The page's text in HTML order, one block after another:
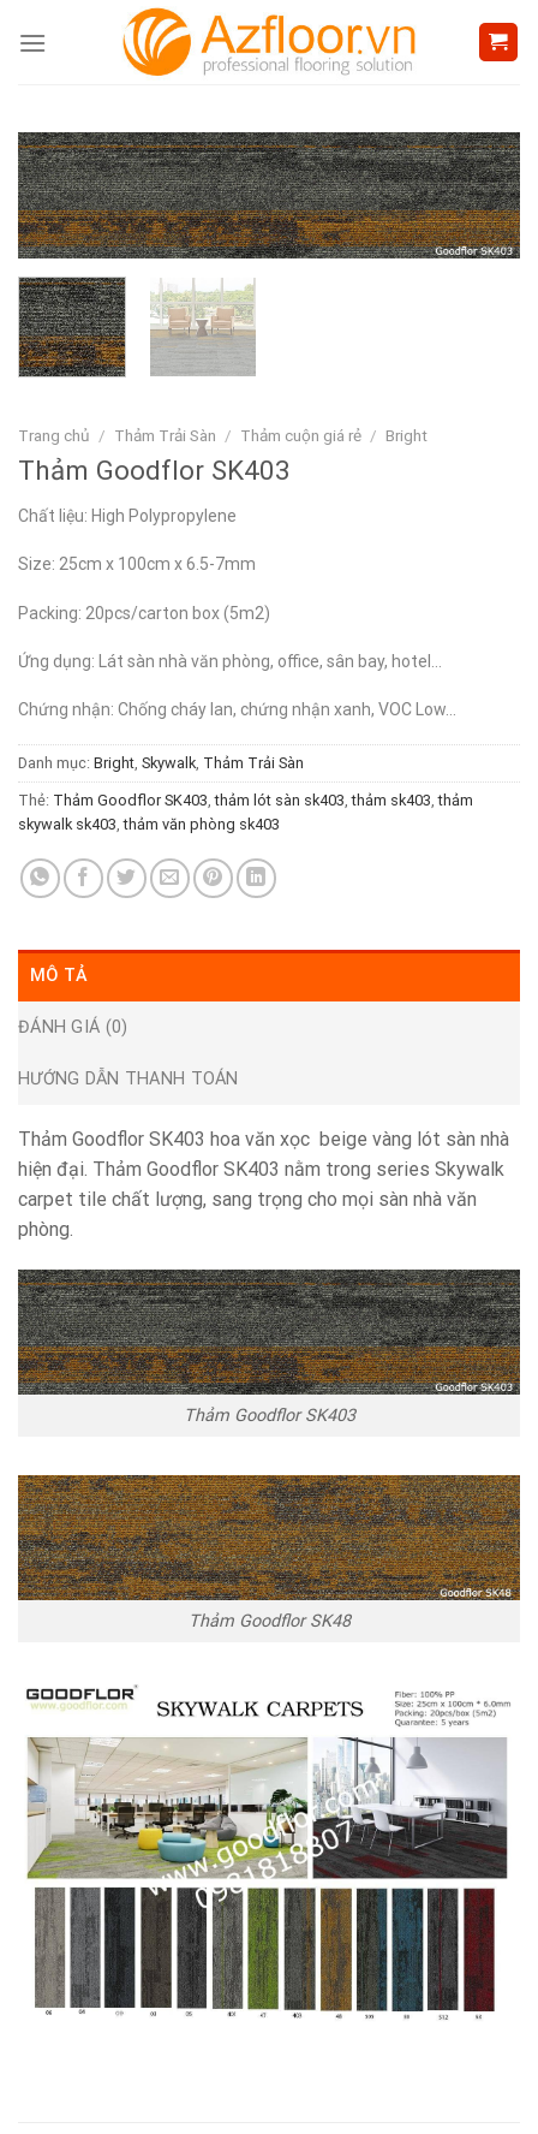
Trang chủ / Thảm Trải Sàn / Thảm cuộn giá rẻ / Bright
Thảm Goodflor SK403
Chất liệu: High Polypropylene
Size: 25cm x 100cm x 6.5-7mm
Packing: 20pcs/carton box (5m2)
Ứng dụng: Lát sàn nhà văn phòng, office, sân bay, hotel…
Chứng nhận: Chống cháy lan, chứng nhận xanh, VOC Low…
Danh mục: Bright, Skywalk, Thảm Trải Sàn
Thẻ: Thảm Goodflor SK403,thảm lót sàn sk403,thảm sk403,thảm
skywalk sk403,thảm văn phòng sk403
MÔ TẢ
ĐÁNH GIÁ (0)
HƯỚNG DẪN THANH TOÁN
Thảm Goodflor SK403 hoa văn xọc beige vàng lót sàn nhà
hiện đại. Thảm Goodflor SK403 nằm trong series Skywalk
carpet tile chất lượng, sang trọng cho mọi sàn nhà văn
phòng.
Thảm Goodflor SK403
Thảm Goodflor SK48